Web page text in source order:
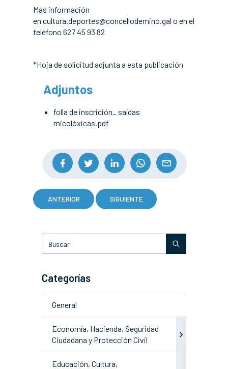
Más información
en cultura.deportes@concellodemino.gal o en el
teléfono 627 45 93 82
*Hoja de solicitud adjunta a esta publicación
Adjuntos
folla de inscrición_ saídas
micolóxicas.pdf
ANTERIOR SIGUIENTE
Categorías
General
Economía, Hacienda, Seguridad
Ciudadana y Protección Civil
Educación, Cultura,